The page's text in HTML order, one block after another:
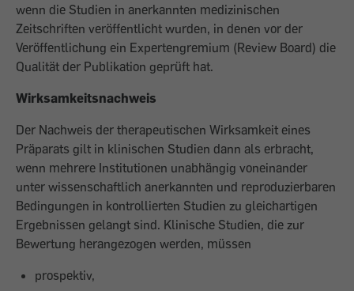
wenn die Studien in anerkannten medizinischen
Zeitschriften veröffentlicht wurden, in denen vor der
Veröffentlichung ein Expertengremium (Review Board) die
Qualität der Publikation geprüft hat.
Wirksamkeitsnachweis
Der Nachweis der therapeutischen Wirksamkeit eines
Präparats gilt in klinischen Studien dann als erbracht,
wenn mehrere Institutionen unabhängig voneinander
unter wissenschaftlich anerkannten und reproduzierbaren
Bedingungen in kontrollierten Studien zu gleichartigen
Ergebnissen gelangt sind. Klinische Studien, die zur
Bewertung herangezogen werden, müssen
prospektiv,